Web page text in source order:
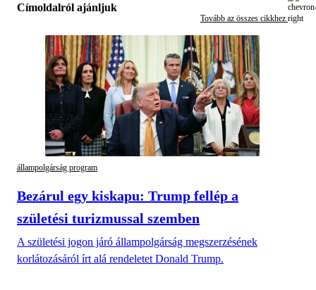
Címoldalról ajánljuk
Tovább az összes cikkhez
állampolgárság program
Bezárul egy kiskapu: Trump fellép a
születési turizmussal szemben
A születési jogon járó állampolgárság megszerzésének
korlátozásáról írt alá rendeletet Donald Trump.